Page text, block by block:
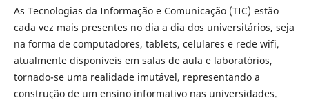
As Tecnologias da Informação e Comunicação (TIC) estão
cada vez mais presentes no dia a dia dos universitários, seja
na forma de computadores, tablets, celulares e rede wifi,
atualmente disponíveis em salas de aula e laboratórios,
tornado-se uma realidade imutável, representando a
construção de um ensino informativo nas universidades.